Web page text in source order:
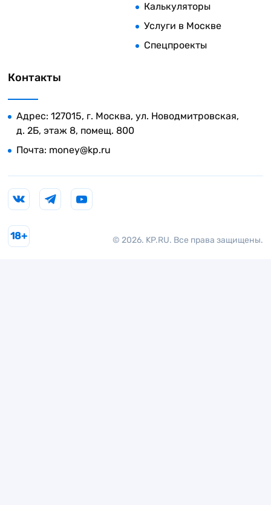
Калькуляторы
Услуги в Москве
Спецпроекты
Контакты
Адрес: 127015, г. Москва, ул. Новодмитровская,
д. 2Б, этаж 8, помещ. 800
Почта: money@kp.ru
© 2026. KP.RU. Все права защищены.
18+